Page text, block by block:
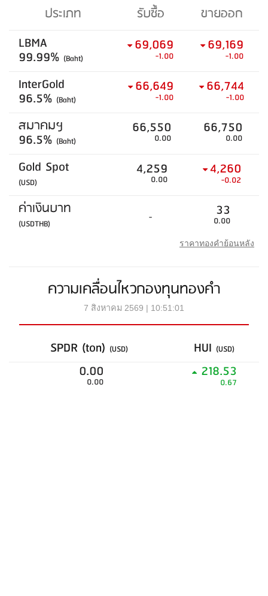
ประเภท รับซื้อ
ขายออก
LBMA
99.99% (Baht)
69,069
-1.00
69,169
-1.00
InterGold
96.5% (Baht)
66,649
-1.00
66,744
-1.00
สมาคมฯ
96.5% (Baht)
66,550
0.00
66,750
0.00
Gold Spot
(USD)
4,259
0.00
4,260
-0.02
ค่าเงินบาท
(USDTHB) - 33
0.00
ราคาทองคำย้อนหลัง
ความเคลื่อนไหวกองทุนทองคำ
7 สิงหาคม 2569 | 10:51:01
SPDR (ton) (USD) HUI (USD)
0.00
0.00
218.53
0.67